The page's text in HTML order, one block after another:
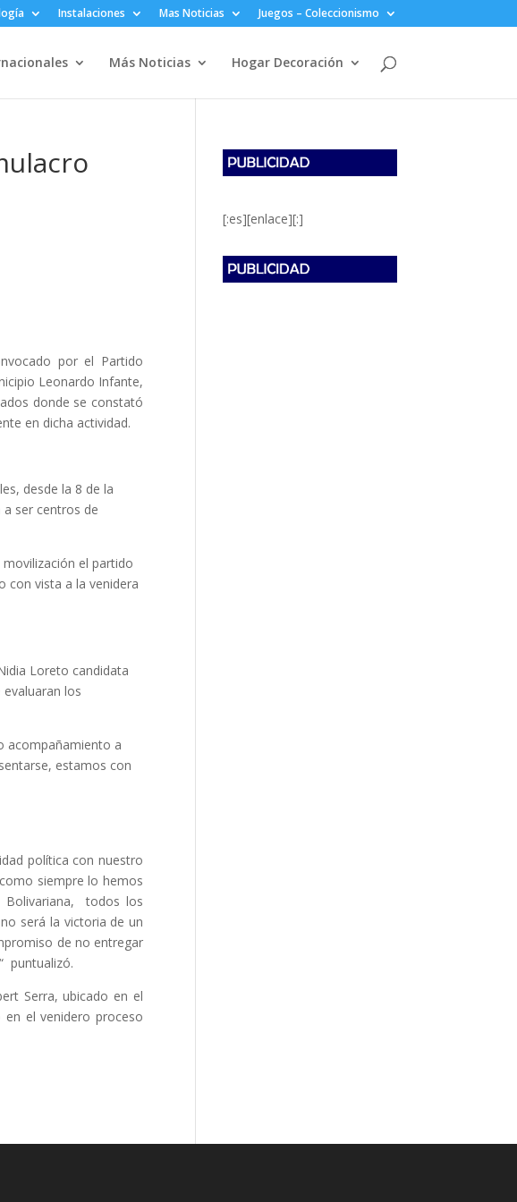
Instalaciones Mas Noticias Juegos – Coleccionismo
Más Noticias Hogar Decoración
por el Partido
Leonardo Infante,
donde se constató
en dicha actividad.
desde la 8 de la
ser centros de
el partido
con vista a la venidera
Loreto candidata
los
acompañamiento a
estamos con
política con nuestro
siempre lo hemos
Bolivariana, todos los
será la victoria de un
de no entregar
puntualizó.
Serra, ubicado en el
el venidero proceso
[:es][enlace][:]